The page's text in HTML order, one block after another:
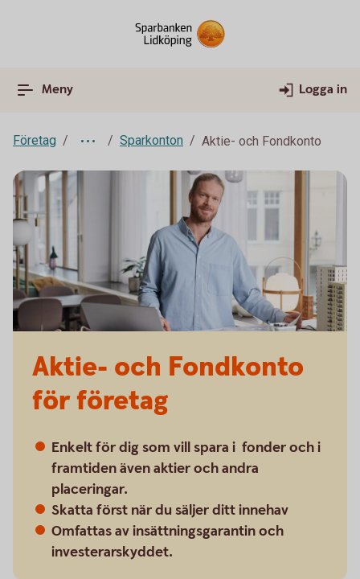
Meny Logga in
Företag Sparkonton Aktie- och Fondkonto
Aktie- och Fondkonto
för företag
Enkelt för dig som vill spara i fonder och i
framtiden även aktier och andra
placeringar.
Skatta först när du säljer ditt innehav
Omfattas av insättningsgarantin och
investerarskyddet.